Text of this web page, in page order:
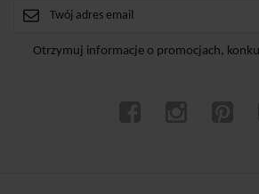
Otrzymuj informacje o promocjach,